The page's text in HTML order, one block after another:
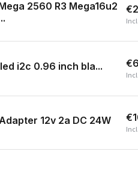
2560 R3 Mega16u2
i2c 0.96 inch bla...
12v 2a DC 24W